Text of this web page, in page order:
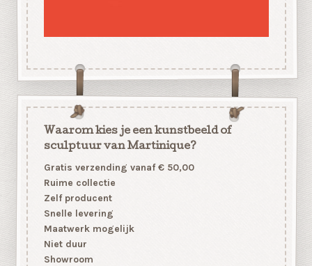
Waarom kies je een kunstbeeld of
sculptuur van Martinique?
Gratis verzending vanaf € 50,00
Ruime collectie
Zelf producent
Snelle levering
Maatwerk mogelijk
Niet duur
Showroom